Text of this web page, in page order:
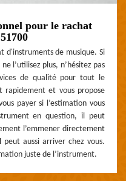
pour le rachat
d'instruments de musique. Si
l’utilisez plus, n’hésitez pas
de qualité pour tout le
rapidement et vous propose
payer si l’estimation vous
en question, il peut
l’emmener directement
aussi arriver chez vous.
juste de l’instrument.